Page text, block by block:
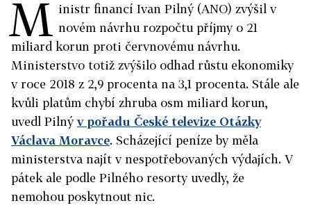
M inistr financí Ivan Pilný (ANO) zvýšil v
novém návrhu rozpočtu příjmy o 21
miliard korun proti červnovému návrhu.
Ministerstvo totiž zvýšilo odhad růstu ekonomiky
v roce 2018 z 2,9 procenta na 3,1 procenta. Stále ale
kvůli platům chybí zhruba osm miliard korun,
uvedl Pilnýv pořadu České televize Otázky
Václava Moravce. Scházející peníze by měla
ministerstva najít v nespotřebovaných výdajích. V
pátek ale podle Pilného resorty uvedly, že
nemohou poskytnout nic.